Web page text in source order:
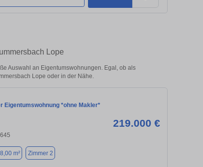
Lope
Auswahl an Eigentumswohnungen. Egal, ob als
Lope oder in der Nähe.
Eigentumswohnung *ohne Makler*
219.000 €
m² Zimmer 2